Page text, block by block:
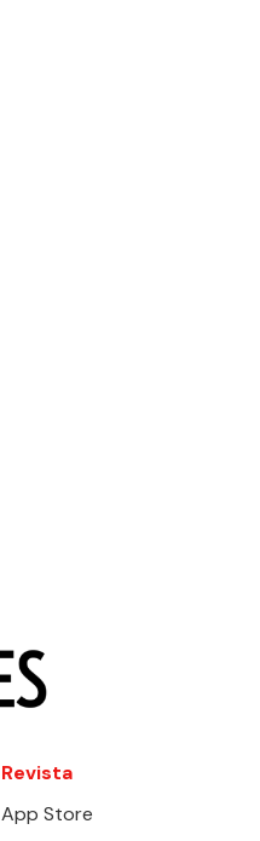
Revista
App Store